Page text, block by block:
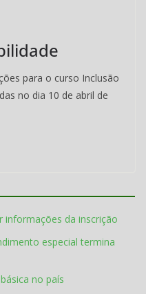
para o curso Inclusão
no dia 10 de abril de
informações da inscrição
especial termina
no país